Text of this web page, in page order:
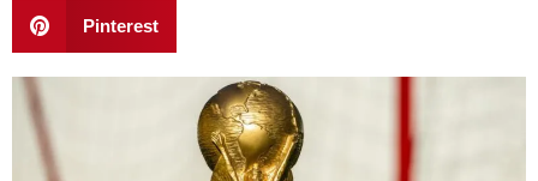
Pinterest